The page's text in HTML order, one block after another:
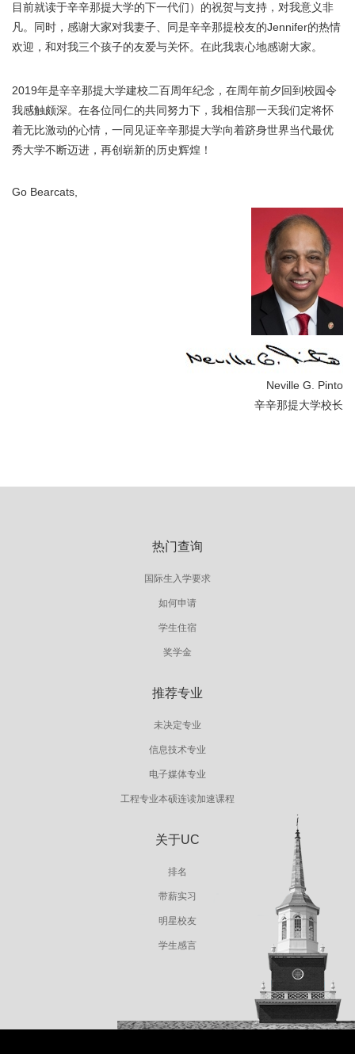
目前就读于辛辛那提大学的下一代们）的祝贺与支持，对我意义非
凡。同时，感谢大家对我妻子、同是辛辛那提校友的Jennifer的热情
欢迎，和对我三个孩子的友爱与关怀。在此我衷心地感谢大家。
2019年是辛辛那提大学建校二百周年纪念，在周年前夕回到校园令
我感触颇深。在各位同仁的共同努力下，我相信那一天我们定将怀
着无比激动的心情，一同见证辛辛那提大学向着跻身世界当代最优
秀大学不断迈进，再创崭新的历史辉煌！
Go Bearcats,
Neville G. Pinto
辛辛那提大学校长
热门查询
国际生入学要求
如何申请
学生住宿
奖学金
推荐专业
未决定专业
信息技术专业
电子媒体专业
工程专业本硕连读加速课程
关于UC
排名
带薪实习
明星校友
学生感言